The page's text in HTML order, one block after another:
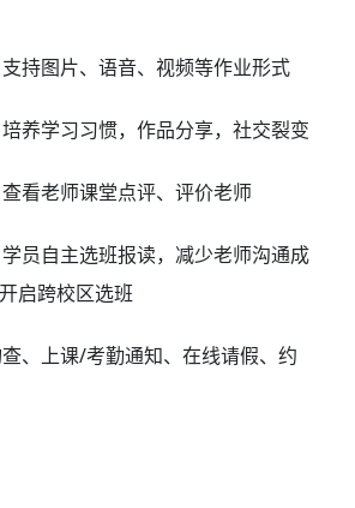
持图片、语音、视频等作业形式
养学习习惯，作品分享，社交裂变
看老师课堂点评、评价老师
员自主选班报读，减少老师沟通成
启跨校区选班
、上课/考勤通知、在线请假、约